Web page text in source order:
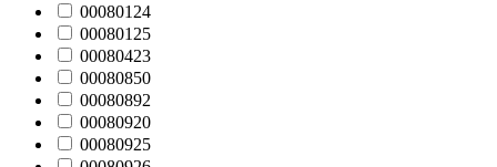
00080124
00080125
00080423
00080850
00080892
00080920
00080925